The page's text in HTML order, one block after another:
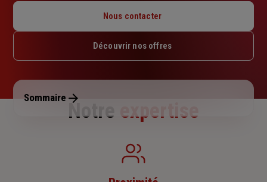
Mardi : 09h – 12h / 14h – 18h
Jeudi : 09h – 12h / 14h – 18h
Dimanche : Fermé
Nous contacter
Découvrir nos offres
Sommaire
Notre expertise